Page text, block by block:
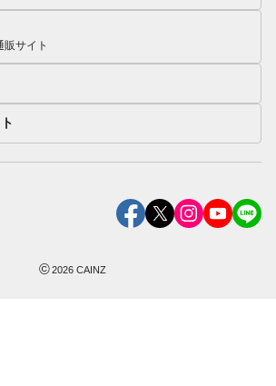
販サイト
©2026 CAINZ